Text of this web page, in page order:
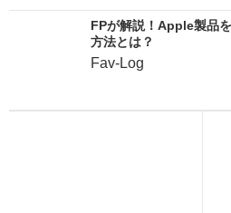
FPが解説！Apple製品
方法とは？
Fav-Log